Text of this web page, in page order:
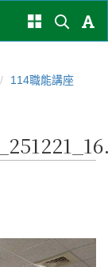
114職能講座